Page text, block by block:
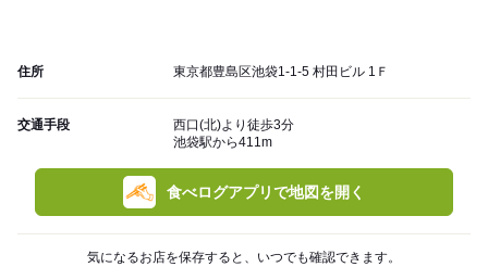
住所 東京都豊島区池袋1-1-5 村田ビル 1Ｆ
交通手段
西口(北)より徒歩3分
池袋駅から411m
食べログアプリで地図を開く
気になるお店を保存すると、いつでも確認できます。